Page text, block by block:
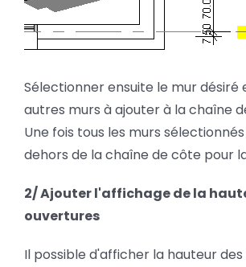
Sélectionner ensuite le mur désiré
autres murs à ajouter à la chaîne
Une fois tous les murs
dehors de la chaîne de côte pour
2/ Ajouter l'affichage de la
ouvertures
Il possible d'afficher la hauteur